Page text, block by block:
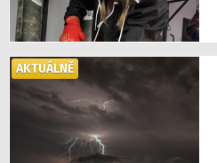
AKTUÁLNĚ